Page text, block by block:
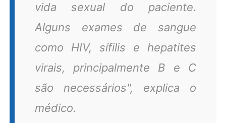
vida sexual do paciente.
Alguns exames de sangue
como HIV, sífilis e hepatites
virais, principalmente B e C
são necessários", explica o
médico.